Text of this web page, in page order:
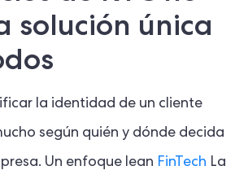
solución única
la identidad de un cliente
según quién y dónde decida
Un enfoque lean FinTech La